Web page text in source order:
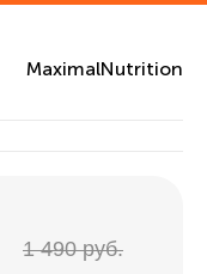
MaximalNutrition
1 490 руб.